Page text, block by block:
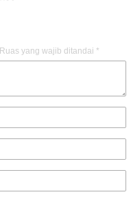
Ruas yang wajib ditandai *